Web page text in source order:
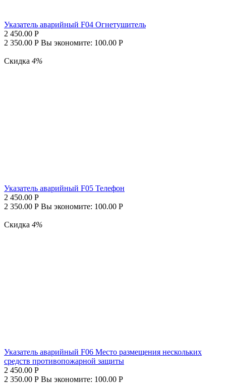
Указатель аварийный F04 Огнетушитель
2 450.00 Р
2 350.00 Р Вы экономите: 100.00 Р
Скидка 4%
Указатель аварийный F05 Телефон
2 450.00 Р
2 350.00 Р Вы экономите: 100.00 Р
Скидка 4%
Указатель аварийный F06 Место размещения нескольких
средств противопожарной защиты
2 450.00 Р
2 350.00 Р Вы экономите: 100.00 Р